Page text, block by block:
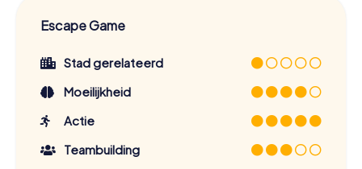
Escape Game
Stad gerelateerd
Moeilijkheid
Actie
Teambuilding